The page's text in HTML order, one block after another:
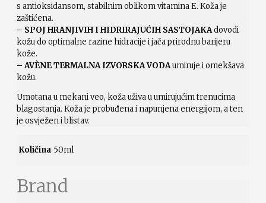
s antioksidansom, stabilnim oblikom vitamina E. Koža je
zaštićena.
– SPOJ HRANJIVIH I HIDRIRAJUĆIH SASTOJAKAdovodi
kožu do optimalne razine hidracije i jača prirodnu barijeru
kože.
– AVÈNE TERMALNA IZVORSKA VODAumiruje i omekšava
kožu.
Umotana u mekani veo, koža uživa u umirujućim trenucima
blagostanja. Koža je probuđena i napunjena energijom, a ten
je osvježen i blistav.
Količina 50ml
Brand